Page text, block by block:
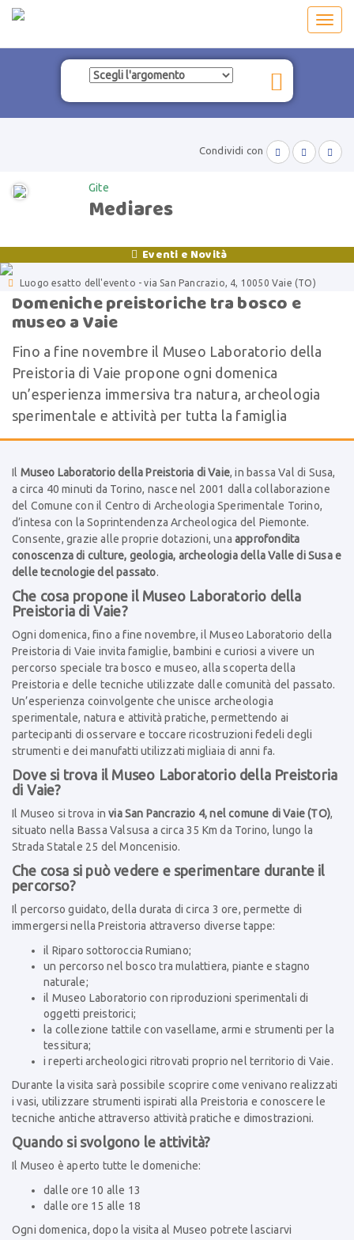
Condividi con   
Gite
Mediares
 Eventi e Novità
 Luogo esatto dell'evento - via San Pancrazio, 4, 10050 Vaie (TO)
Domeniche preistoriche tra bosco e
museo a Vaie
Fino a fine novembre il Museo Laboratorio della
Preistoria di Vaie propone ogni domenica
un’esperienza immersiva tra natura, archeologia
sperimentale e attività per tutta la famiglia
Il Museo Laboratorio della Preistoria di Vaie, in bassa Val di Susa,
a circa 40 minuti da Torino, nasce nel 2001 dalla collaborazione
del Comune con il Centro di Archeologia Sperimentale Torino,
d’intesa con la Soprintendenza Archeologica del Piemonte.
Consente, grazie alle proprie dotazioni, una approfondita
conoscenza di culture, geologia, archeologia della Valle di Susa e
delle tecnologie del passato.
Che cosa propone il Museo Laboratorio della
Preistoria di Vaie?
Ogni domenica, fino a fine novembre, il Museo Laboratorio della
Preistoria di Vaie invita famiglie, bambini e curiosi a vivere un
percorso speciale tra bosco e museo, alla scoperta della
Preistoria e delle tecniche utilizzate dalle comunità del passato.
Un’esperienza coinvolgente che unisce archeologia
sperimentale, natura e attività pratiche, permettendo ai
partecipanti di osservare e toccare ricostruzioni fedeli degli
strumenti e dei manufatti utilizzati migliaia di anni fa.
Dove si trova il Museo Laboratorio della Preistoria
di Vaie?
Il Museo si trova invia San Pancrazio 4, nel comune di Vaie (TO),
situato nella Bassa Valsusa a circa 35 Km da Torino, lungo la
Strada Statale 25 del Moncenisio.
Che cosa si può vedere e sperimentare durante il
percorso?
Il percorso guidato, della durata di circa 3 ore, permette di
immergersi nella Preistoria attraverso diverse tappe:
il Riparo sottoroccia Rumiano;
un percorso nel bosco tra mulattiera, piante e stagno
naturale;
il Museo Laboratorio con riproduzioni sperimentali di
oggetti preistorici;
la collezione tattile con vasellame, armi e strumenti per la
tessitura;
i reperti archeologici ritrovati proprio nel territorio di Vaie.
Durante la visita sarà possibile scoprire come venivano realizzati
i vasi, utilizzare strumenti ispirati alla Preistoria e conoscere le
tecniche antiche attraverso attività pratiche e dimostrazioni.
Quando si svolgono le attività?
Il Museo è aperto tutte le domeniche:
dalle ore 10 alle 13
dalle ore 15 alle 18
Ogni domenica, dopo la visita al Museo potrete lasciarvi